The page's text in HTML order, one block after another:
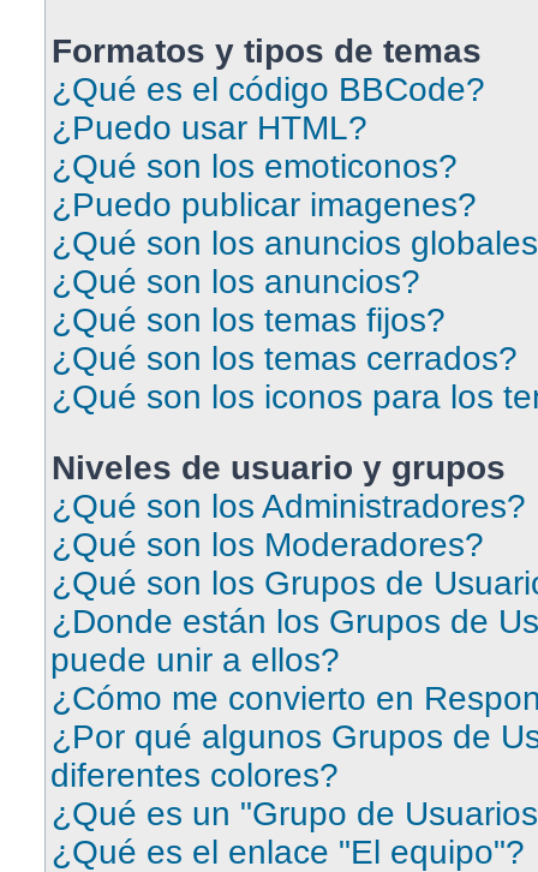
Formatos y tipos de temas
¿Qué es el código BBCode?
¿Puedo usar HTML?
¿Qué son los emoticonos?
¿Puedo publicar imagenes?
¿Qué son los anuncios
¿Qué son los anuncios?
¿Qué son los temas fijos?
¿Qué son los temas cerrados?
¿Qué son los iconos para los
Niveles de usuario y grupos
¿Qué son los Administradores?
¿Qué son los Moderadores?
¿Qué son los Grupos de
¿Donde están los Grupos de
puede unir a ellos?
¿Cómo me convierto en
¿Por qué algunos Grupos de
diferentes colores?
¿Qué es un "Grupo de
¿Qué es el enlace "El equipo"?